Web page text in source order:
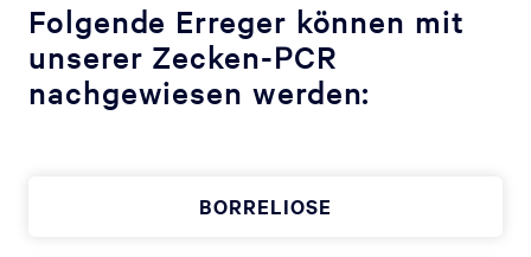
Folgende Erreger können mit
unserer Zecken-PCR
nachgewiesen werden:
BORRELIOSE